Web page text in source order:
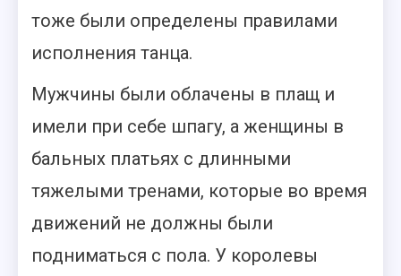
тоже были определены правилами
исполнения танца.
Мужчины были облачены в плащ и
имели при себе шпагу, а женщины в
бальных платьях с длинными
тяжелыми тренами, которые во время
движений не должны были
подниматься с пола. У королевы